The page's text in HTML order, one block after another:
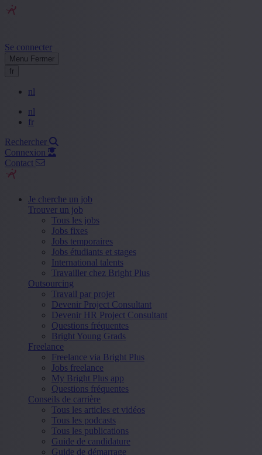
Se connecter
Menu Fermer
fr
nl
nl
fr
Rechercher
Connexion
Contact
Je cherche un job
Trouver un job
Tous les jobs
Jobs fixes
Jobs temporaires
Jobs étudiants et stages
International talents
Travailler chez Bright Plus
Outsourcing
Travail par projet
Devenir Project Consultant
Devenir HR Project Consultant
Questions fréquentes
Bright Young Grads
Freelance
Freelance via Bright Plus
Jobs freelance
My Bright Plus app
Questions fréquentes
Conseils de carrière
Tous les articles et vidéos
Tous les podcasts
Tous les publications
Guide de candidature
Guide de démarrage